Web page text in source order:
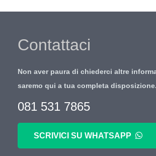
Contattaci
Non aver paura di chiederci altre
saremo qui a tua completa disposizione.
081 531 7865
SCRIVICI SU WHATSAPP